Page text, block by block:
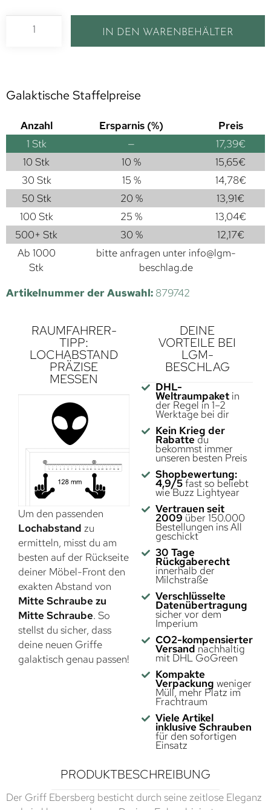
IN DEN WARENBEHÄLTER
Galaktische Staffelpreise
Anzahl Ersparnis (%)
Preis
1 Stk — 17,39€
10 Stk
10 % 15,65€
30 Stk
15 % 14,78€
50 Stk
20 % 13,91€
100 Stk
25 % 13,04€
500+ Stk
30 % 12,17€
Ab 1000
Stk
bitte anfragen unter info@lgm-
beschlag.de
Artikelnummer der Auswahl: 879742
RAUMFAHRER-
TIPP:
LOCHABSTAND
PRÄZISE
MESSEN
Um den passenden
Lochabstand zu
ermitteln, misst du am
besten auf der Rückseite
deiner Möbel-Front den
exakten Abstand von
Mitte Schraube zu
Mitte Schraube. So
stellst du sicher, dass
deine neuen Griffe
galaktisch genau passen!
DEINE
VORTEILE BEI
LGM-
BESCHLAG
DHL-
Weltraumpaketin
der Regel in 1–2
Werktage bei dir
Kein Krieg der
Rabatte du
bekommst immer
unseren besten Preis
Shopbewertung:
4,9/5fast so beliebt
wie Buzz Lightyear
Vertrauen seit
2009 über 150.000
Bestellungen ins All
geschickt
30 Tage
Rückgaberecht
innerhalb der
Milchstraße
Verschlüsselte
Datenübertragung
sicher vor dem
Imperium
CO2-kompensierter
Versand nachhaltig
mit DHL GoGreen
Kompakte
Verpackung weniger
Müll, mehr Platz im
Frachtraum
Viele Artikel
inklusive Schrauben
für den sofortigen
Einsatz
PRODUKTBESCHREIBUNG
Der Griff Ebersberg besticht durch seine zeitlose Eleganz